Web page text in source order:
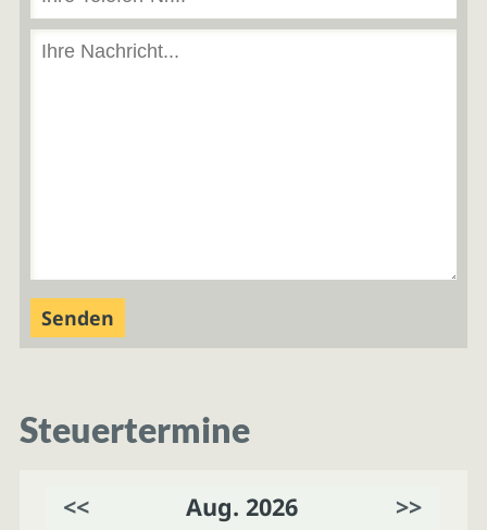
Steuertermine
<< Aug. 2026 >>